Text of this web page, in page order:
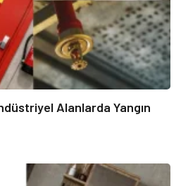
Alanlarda Yangın